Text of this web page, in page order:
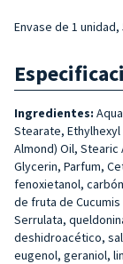
Envase de 1 unidad,
Ingredientes:
Stearate,
Almond) Oil, Stearic
Glycerin, Parfum,
fenoxietanol,
de fruta de
Serrulata,
deshidroacético,
eugenol, geraniol,